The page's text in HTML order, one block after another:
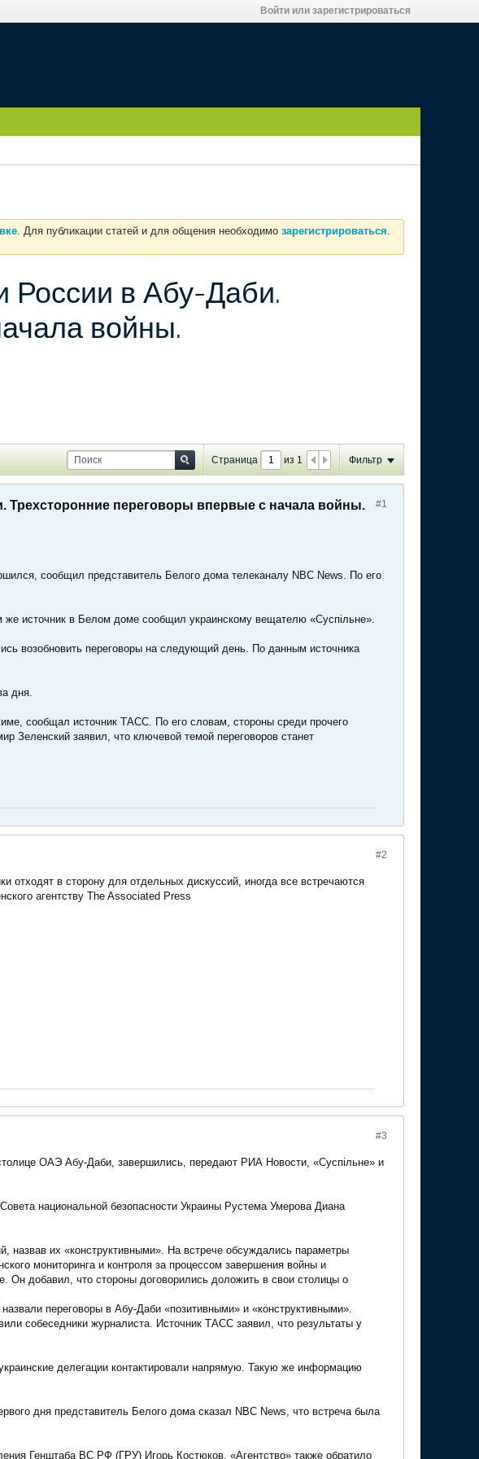
Войти или зарегистрироваться
. Для публикации статей и для общения необходимо зарегистрироваться.
России в Абу-Даби.
войны.
Страница из 1 Фильтр
#1
переговоры впервые с начала войны.
сообщил представитель Белого дома телеканалу NBC News. По его
источник в Белом доме сообщил украинскому вещателю «Суспільне».
возобновить переговоры на следующий день. По данным источника
дня.
сообщал источник ТАСС. По его словам, стороны среди прочего
Зеленский заявил, что ключевой темой переговоров станет
#2
в сторону для отдельных дискуссий, иногда все встречаются
агентству The Associated Press
#3
ОАЭ Абу-Даби, завершились, передают РИА Новости, «Суспiльне» и
национальной безопасности Украины Рустема Умерова Диана
назвав их «конструктивными». На встрече обсуждались параметры
мониторинга и контроля за процессом завершения войны и
Он добавил, что стороны договорились доложить в свои столицы о
переговоры в Абу-Даби «позитивными» и «конструктивными».
собеседники журналиста. Источник ТАСС заявил, что результаты у
делегации контактировали напрямую. Такую же информацию
дня представитель Белого дома сказал NBC News, что встреча была
Генштаба ВС РФ (ГРУ) Игорь Костюков. «Агентство» также обратило